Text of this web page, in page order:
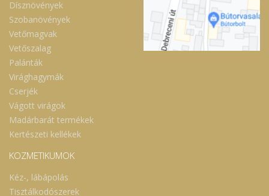
Dísznövények
Szobanövények
Vetőmagvak
Vetőszalag
Palánták
Virághagymák
Cserjék
Vágott virágok
Madárbarát termékek
Kertészeti kellékek
KOZMETIKUMOK
Kéz-, lábápolás
Tisztálkodószerek